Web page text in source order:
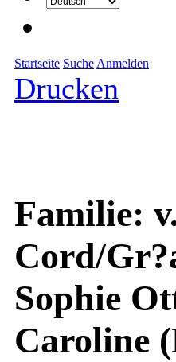
Startseite Suche Anmelden
Drucken
Familie:
Cord/
Sophie
Caroline